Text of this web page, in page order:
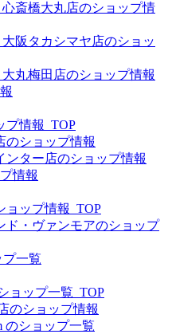
斎橋大丸店のショップ情
阪タカシマヤ店のショッ
丸梅田店のショップ情報
プ情報_TOP
ショップ情報
ター店のショップ情報
情報
ョップ情報_TOP
ド・ヴァンモアのショップ
一覧
ョップ一覧_TOP
のショップ情報
のショップ一覧